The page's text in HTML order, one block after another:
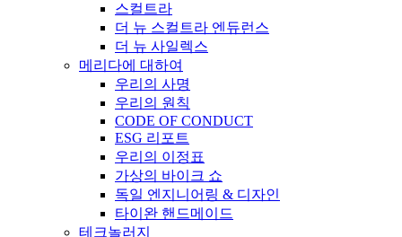
스컬트라
더 뉴 스컬트라 엔듀런스
더 뉴 사일렉스
메리다에 대하여
우리의 사명
우리의 원칙
CODE OF CONDUCT
ESG 리포트
우리의 이정표
가상의 바이크 쇼
독일 엔지니어링 & 디자인
타이완 핸드메이드
테크놀러지